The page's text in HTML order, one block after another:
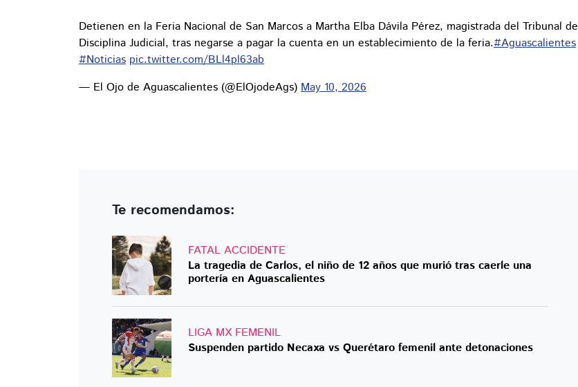
Detienen en la Feria Nacional de San Marcos a Martha Elba Dávila Pérez, magistrada del Tribunal de
Disciplina Judicial, tras negarse a pagar la cuenta en un establecimiento de la feria.#Aguascalientes
#Noticias pic.twitter.com/BLl4pl63ab
— El Ojo de Aguascalientes (@ElOjodeAgs) May 10, 2026
Te recomendamos:
FATAL ACCIDENTE
La tragedia de Carlos, el niño de 12 años que murió tras caerle una
portería en Aguascalientes
LIGA MX FEMENIL
Suspenden partido Necaxa vs Querétaro femenil ante detonaciones